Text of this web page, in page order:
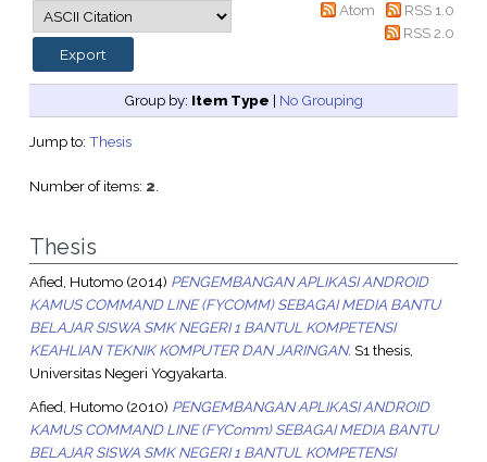
Atom
RSS 1.0
RSS 2.0
Group by: Item Type | No Grouping
Jump to: Thesis
Number of items: 2.
Thesis
Afied, Hutomo(2014) PENGEMBANGAN APLIKASI ANDROID
KAMUS COMMAND LINE (FYCOMM) SEBAGAI MEDIA BANTU
BELAJAR SISWA SMK NEGERI 1 BANTUL KOMPETENSI
KEAHLIAN TEKNIK KOMPUTER DAN JARINGAN. S1 thesis,
Universitas Negeri Yogyakarta.
Afied, Hutomo(2010) PENGEMBANGAN APLIKASI ANDROID
KAMUS COMMAND LINE (FYComm) SEBAGAI MEDIA BANTU
BELAJAR SISWA SMK NEGERI 1 BANTUL KOMPETENSI